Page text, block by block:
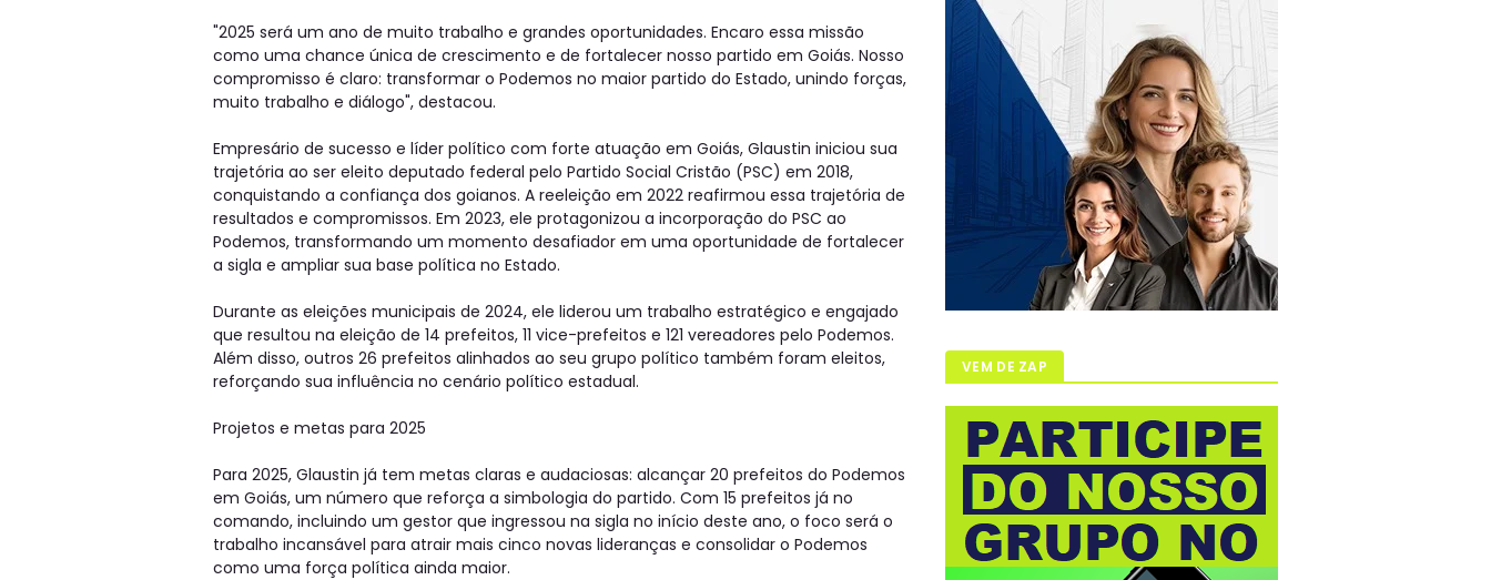
"2025 será um ano de muito trabalho e grandes oportunidades. Encaro essa missão
como uma chance única de crescimento e de fortalecer nosso partido em Goiás. Nosso
compromisso é claro: transformar o Podemos no maior partido do Estado, unindo forças,
muito trabalho e diálogo", destacou.
Empresário de sucesso e líder político com forte atuação em Goiás, Glaustin iniciou sua
trajetória ao ser eleito deputado federal pelo Partido Social Cristão (PSC) em 2018,
conquistando a confiança dos goianos. A reeleição em 2022 reafirmou essa trajetória de
resultados e compromissos. Em 2023, ele protagonizou a incorporação do PSC ao
Podemos, transformando um momento desafiador em uma oportunidade de fortalecer
a sigla e ampliar sua base política no Estado.
Durante as eleições municipais de 2024, ele liderou um trabalho estratégico e engajado
que resultou na eleição de 14 prefeitos, 11 vice-prefeitos e 121 vereadores pelo Podemos.
Além disso, outros 26 prefeitos alinhados ao seu grupo político também foram eleitos,
reforçando sua influência no cenário político estadual.
Projetos e metas para 2025
Para 2025, Glaustin já tem metas claras e audaciosas: alcançar 20 prefeitos do Podemos
em Goiás, um número que reforça a simbologia do partido. Com 15 prefeitos já no
comando, incluindo um gestor que ingressou na sigla no início deste ano, o foco será o
trabalho incansável para atrair mais cinco novas lideranças e consolidar o Podemos
como uma força política ainda maior.
VEM DE ZAP